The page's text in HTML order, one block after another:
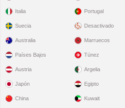
Italia
Suecia
Portugal
Desactivado
Australia
Países Bajos
Austria
Japón
China
Marruecos
Túnez
Argelia
Egipto
Kuwait